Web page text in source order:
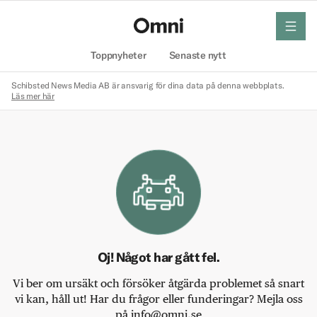
Toppnyheter Senaste nytt
meny
Schibsted News Media AB är ansvarig för dina data på denna webbplats.
Läs mer här
Oj! Något har gått fel.
Vi ber om ursäkt och försöker åtgärda problemet så snart
vi kan, håll ut! Har du frågor eller funderingar? Mejla oss